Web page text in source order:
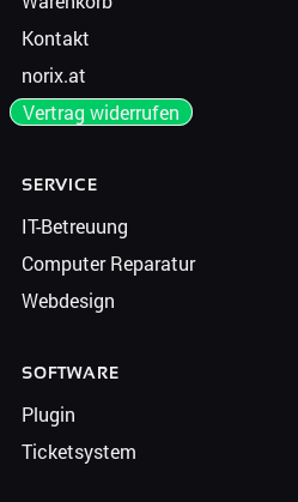
Kontakt
norix.at
Vertrag widerrufen
SERVICE
IT-Betreuung
Computer Reparatur
Webdesign
SOFTWARE
Plugin
Ticketsystem